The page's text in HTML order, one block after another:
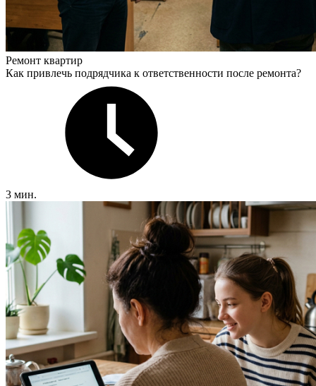
Ремонт квартир
Как привлечь подрядчика к ответственности после ремонта?
3 мин.